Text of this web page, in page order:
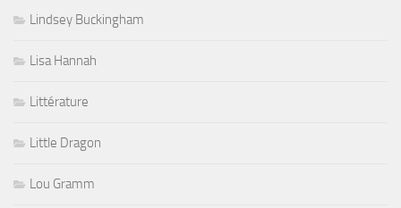
Lindsey Buckingham
Lisa Hannah
Littérature
Little Dragon
Lou Gramm